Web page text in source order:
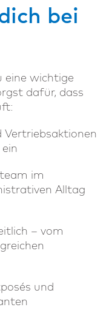
bei
eine wichtige
dafür, dass
im
Alltag
– vom
und